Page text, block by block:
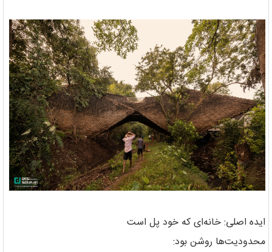
ایده اصلی: خانه‌ای که خود پل است
محدودیت‌ها روشن بود: